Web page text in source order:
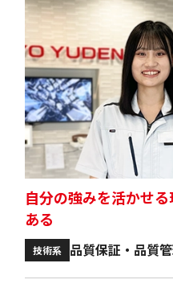
自分の強みを活かせ
ある
技術系 品質保証・品質